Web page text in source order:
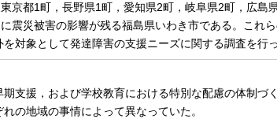
京都1町，長野県1町，愛知県2町，岐阜県2町，広島
震災被害の影響が残る福島県いわき市である。これ
対象として発達障害の支援ニーズに関する調査を行っ
支援，および学校教育における特別な配慮の体制づ
の地域の事情によって異なっていた。